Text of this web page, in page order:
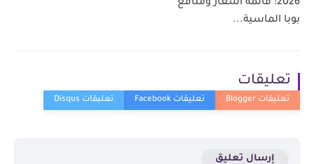
2026: قائمة أسعار ومنافع
بوبا الماسية...
تعليقات
إرسال تعليق